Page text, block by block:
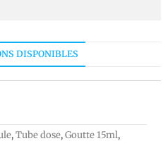
DISPONIBLES
,Tube dose,Goutte 15ml,